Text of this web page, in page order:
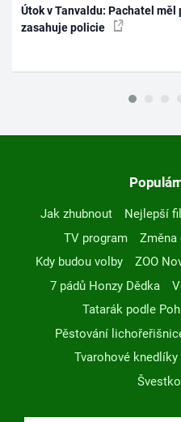
Útok v Tanvaldu: Pachatel
zasahuje policie
Jak zhubnout Nejlepší
TV program
Změna
Kdy budou volby
ZOO
7 pádů Honzy Dědka
Tatarák podle
Pěstování
Tvarohové knedlíky